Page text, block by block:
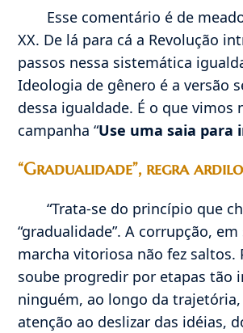
Esse comentário é de
XX. De lá para cá a Revolução
passos nessa sistemática
Ideologia de gênero é a versão
dessa igualdade. É o que vimos
campanha “Use uma saia para
“Gradualidade”, regra
“Trata-se do princípio que
“gradualidade”. A corrupção,
marcha vitoriosa não fez saltos.
soube progredir por etapas tão
ninguém, ao longo da
atenção ao deslizar das idéias,